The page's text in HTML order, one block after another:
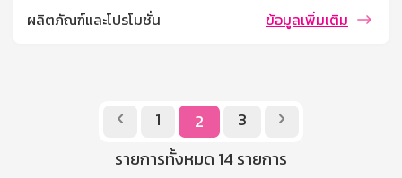
ผลิตภัณฑ์และโปรโมชั่น ข้อมูลเพิ่มเติม
 1 2 3 
รายการทั้งหมด 14 รายการ